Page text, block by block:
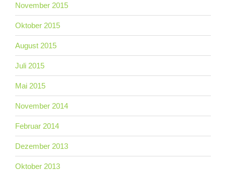
November 2015
Oktober 2015
August 2015
Juli 2015
Mai 2015
November 2014
Februar 2014
Dezember 2013
Oktober 2013